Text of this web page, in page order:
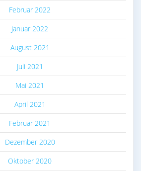
Februar 2022
Januar 2022
August 2021
Juli 2021
Mai 2021
April 2021
Februar 2021
Dezember 2020
Oktober 2020